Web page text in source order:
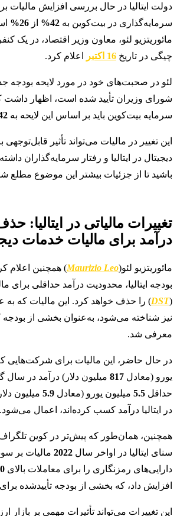
دولت ایتالیا در حال بررسی افزایش مالیات
سرمایه‌گذاری در بیت‌کوین به 42% از 26%
مائوریتزیو لئو، معاون وزیر اقتصاد، در یک
چیگی در تاریخ 16 اکتبر اعلام کرد.
لئو در صحبت‌های خود در مورد لایحه بودجه
شورای وزیران تأیید شده است، اظهار داشت
سرمایه بیت‌کوین باید بر اساس این لایحه به
این تغییر در مالیات می‌تواند تأثیر قابل‌توجهی
دیجیتال در ایتالیا و رفتار سرمایه‌گذاران
باشید تا از جزئیات بیشتر این موضوع مطلع
تغییرات مالیاتی در ایتالیا:
درآمد برای مالیات خدمات
مائوریتزیو لئو(Maurizio Leo) همچنین اعلام
بودجه ایتالیا، محدودیت درآمد حداقلی برای
(
DST) را حذف خواهد کرد. این مالیات که به
نیز شناخته می‌شود، به‌عنوان بخشی از
معرفی شد.
در حال حاضر، این مالیات برای شرکت‌هایی
یورو (معادل 817 میلیون دلار) درآمد در سال
حداقل 5.5 میلیون یورو (معادل 5.9 میلیون
در ایتالیا درآمد کسب کرده‌اند، اعمال می‌شود.
همچنین، همان‌طور که پیش‌تر در کوین
سنای ایتالیا در اواخر سال 2022 مالیات بر
دارایی‌های رمزنگاری را برای معاملات بالای
افزایش داد، که بخشی از بودجه تأییدشده
این تغییرات می‌تواند تأثیرات مهمی بر بازار